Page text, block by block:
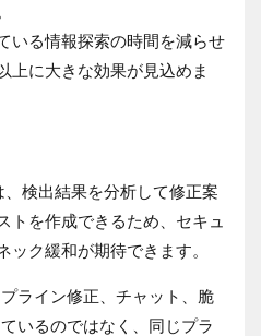
いる情報探索の時間を減らせ
上に大きな効果が見込めま
検出結果を分析して修正案
トを作成できるため、セキュ
ック緩和が期待できます。
ライン修正、チャット、脆
いるのではなく、同じプラ